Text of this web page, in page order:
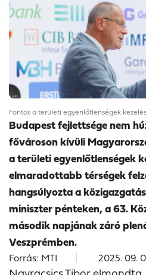
Fontos a területi egyenlőtlenségek
Budapest fejlettsége nem
fővároson kívüli
a területi egyenlőtlenségek
elmaradottabb térségek
hangsúlyozta a
miniszter pénteken, a 63.
második napjának záró
Veszprémben.
Forrás: MTI 2025. 09.